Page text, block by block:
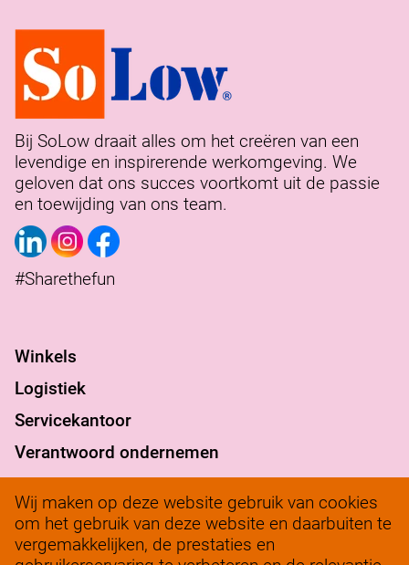
Bij SoLow draait alles om het creëren van een
levendige en inspirerende werkomgeving. We
geloven dat ons succes voortkomt uit de passie
en toewijding van ons team.
#Sharethefun
Winkels
Logistiek
Servicekantoor
Verantwoord ondernemen
werkenbij@solow.nl
+ 31 345 62 14 32
Bedrijfsleidersportaal
Wij maken op deze website gebruik van cookies
om het gebruik van deze website en daarbuiten te
vergemakkelijken, de prestaties en